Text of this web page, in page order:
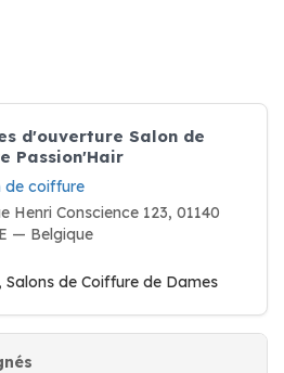
d'ouverture Salon de
Passion'Hair
de coiffure
Henri Conscience 123, 01140
— Belgique
Salons de Coiffure de Dames